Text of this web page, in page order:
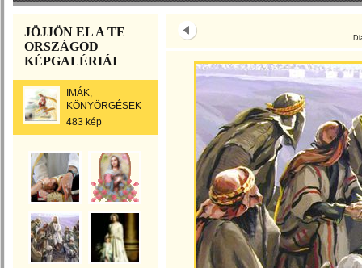
JÖJJÖN EL A TE
ORSZÁGOD
KÉPGALÉRIÁI
IMÁK,
KÖNYÖRGÉSEK
483 kép